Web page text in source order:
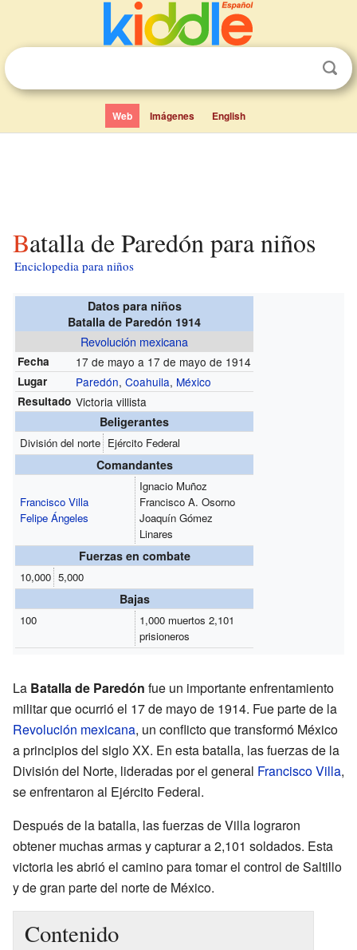
Web Imágenes English
Batalla de Paredón para niños
Enciclopedia para niños
Datos para niños
Batalla de Paredón 1914
Revolución mexicana
Fecha 17 de mayo a 17 de mayo de 1914
Lugar Paredón,Coahuila, México
Resultado Victoria villista
Beligerantes
División del norte Ejército Federal
Comandantes
Francisco Villa
Felipe Ángeles
Ignacio Muñoz
Francisco A. Osorno
Joaquín Gómez
Linares
Fuerzas en combate
10,000 5,000
Bajas
100
1,000 muertos 2,101
prisioneros
La Batalla de Paredón fue un importante enfrentamiento
militar que ocurrió el 17 de mayo de 1914. Fue parte de la
Revolución mexicana, un conflicto que transformó México
a principios del siglo XX. En esta batalla, las fuerzas de la
División del Norte, lideradas por el general Francisco Villa,
se enfrentaron al Ejército Federal.
Después de la batalla, las fuerzas de Villa lograron
obtener muchas armas y capturar a 2,101 soldados. Esta
victoria les abrió el camino para tomar el control de Saltillo
y de gran parte del norte de México.
Contenido